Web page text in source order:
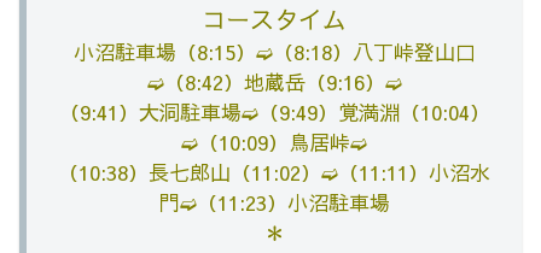
コースタイム
小沼駐車場（8:15）➫（8:18）八丁峠登山口
➫（8:42）地蔵岳（9:16）➫
（9:41）大洞駐車場➫（9:49）覚満淵（10:04）
➫（10:09）鳥居峠➫
（10:38）長七郎山（11:02）➫（11:11）小沼水
門➫（11:23）小沼駐車場
＊